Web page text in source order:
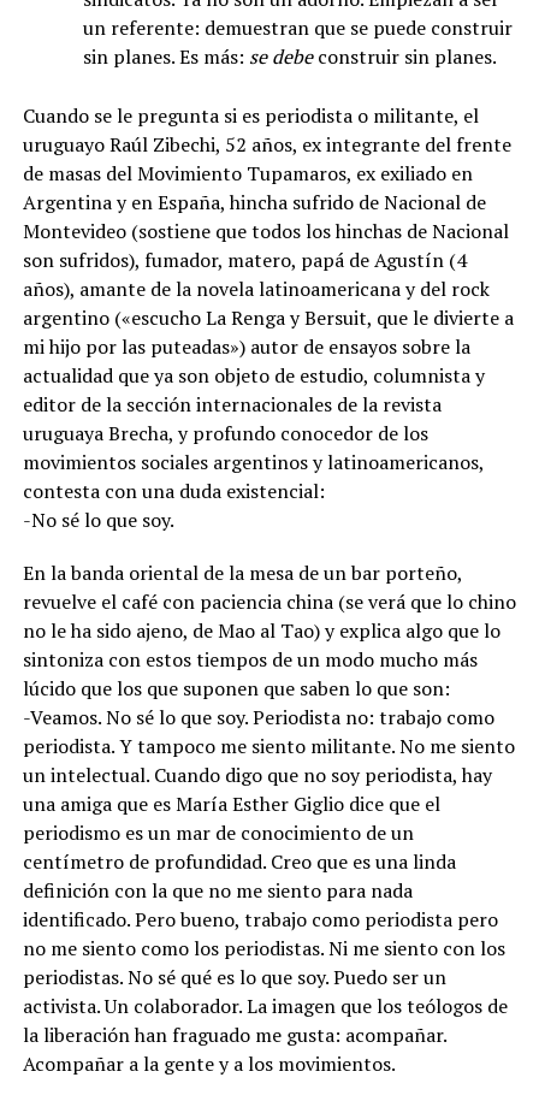
un referente: demuestran que se puede construir
sin planes. Es más: se debeconstruir sin planes.
Cuando se le pregunta si es periodista o militante, el
uruguayo Raúl Zibechi, 52 años, ex integrante del frente
de masas del Movimiento Tupamaros, ex exiliado en
Argentina y en España, hincha sufrido de Nacional de
Montevideo (sostiene que todos los hinchas de Nacional
son sufridos), fumador, matero, papá de Agustín (4
años), amante de la novela latinoamericana y del rock
argentino («escucho La Renga y Bersuit, que le divierte a
mi hijo por las puteadas») autor de ensayos sobre la
actualidad que ya son objeto de estudio, columnista y
editor de la sección internacionales de la revista
uruguaya Brecha, y profundo conocedor de los
movimientos sociales argentinos y latinoamericanos,
contesta con una duda existencial:
-No sé lo que soy.
En la banda oriental de la mesa de un bar porteño,
revuelve el café con paciencia china (se verá que lo chino
no le ha sido ajeno, de Mao al Tao) y explica algo que lo
sintoniza con estos tiempos de un modo mucho más
lúcido que los que suponen que saben lo que son:
-Veamos. No sé lo que soy. Periodista no: trabajo como
periodista. Y tampoco me siento militante. No me siento
un intelectual. Cuando digo que no soy periodista, hay
una amiga que es María Esther Giglio dice que el
periodismo es un mar de conocimiento de un
centímetro de profundidad. Creo que es una linda
definición con la que no me siento para nada
identificado. Pero bueno, trabajo como periodista pero
no me siento como los periodistas. Ni me siento con los
periodistas. No sé qué es lo que soy. Puedo ser un
activista. Un colaborador. La imagen que los teólogos de
la liberación han fraguado me gusta: acompañar.
Acompañar a la gente y a los movimientos.